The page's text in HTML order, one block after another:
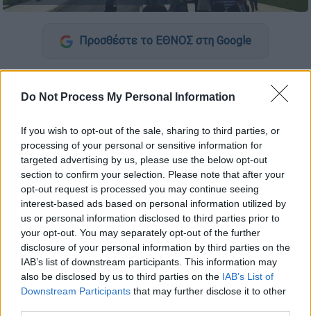
Do Not Process My Personal Information
If you wish to opt-out of the sale, sharing to third parties, or
processing of your personal or sensitive information for
targeted advertising by us, please use the below opt-out
section to confirm your selection. Please note that after your
opt-out request is processed you may continue seeing
interest-based ads based on personal information utilized by
us or personal information disclosed to third parties prior to
your opt-out. You may separately opt-out of the further
disclosure of your personal information by third parties on the
IAB’s list of downstream participants. This information may
also be disclosed by us to third parties on the IAB’s List of
Downstream Participants that may further disclose it to other
Προσθέστε το ΕΘΝΟΣ στη Google
Νοσοκομείο Χανίωνένα 4χρονο αγοράκι που
Το παιδί μεταφέρθηκε σοβαρά
τραυματισμένο στο κεφάλι και στο πρόσωπο
και κρίθηκε πως πρέπει ναδιασωληνωθεί.
ΔΙΑΒΑΣΤΕ ΕΠΙΣΗΣ
Ελλάδα|28.04.2026 15:32
Τροχαίο στο Ηράκλειο: 93χρονος
παραβίασε «STOP» και συγκρούστηκε
με μηχανή 17χρονου - Στη ΜΕΘ ο